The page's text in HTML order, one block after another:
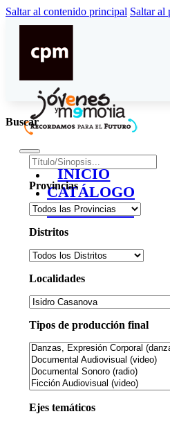
Saltar al contenido principal Saltar al
INICIO
CATÁLOGO
CONTACTO
Buscar
Provincias
Distritos
Localidades
Tipos de producción final
Ejes temáticos